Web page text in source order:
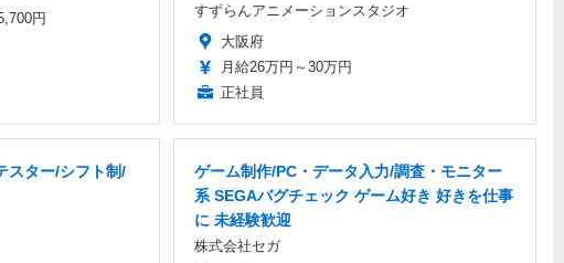
円
すずらんアニメーションスタジオ
大阪府
月給26万円～30万円
正社員
スター/シフト制/
ゲーム制作/PC・データ入力/調査・モニター
系 SEGAバグチェック ゲーム好き 好きを仕事
に 未経験歓迎
株式会社セガ